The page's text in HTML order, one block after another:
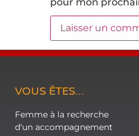
VOUS ÊTES...
Femme à la recherche
d'un accompagnement